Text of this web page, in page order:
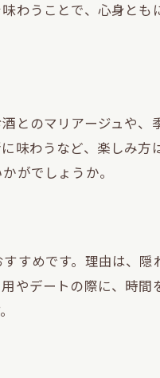
わうことで、心身とも
とのマリアージュや、
味わうなど、楽しみ方
がでしょうか。
すめです。理由は、隠
やデートの際に、時間